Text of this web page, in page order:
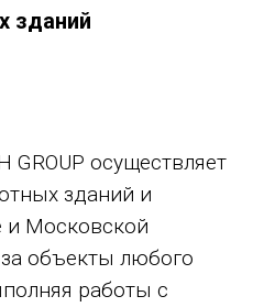
зданий
GROUP осуществляет
зданий и
Московской
объекты любого
работы с